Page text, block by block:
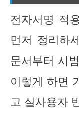
전자서명 적
먼저 정리하
문서부터 시
이렇게 하면
고 실사용자